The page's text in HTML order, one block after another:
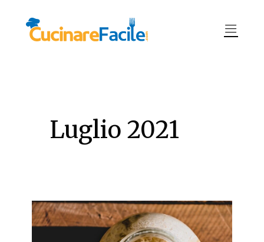
Luglio 2021